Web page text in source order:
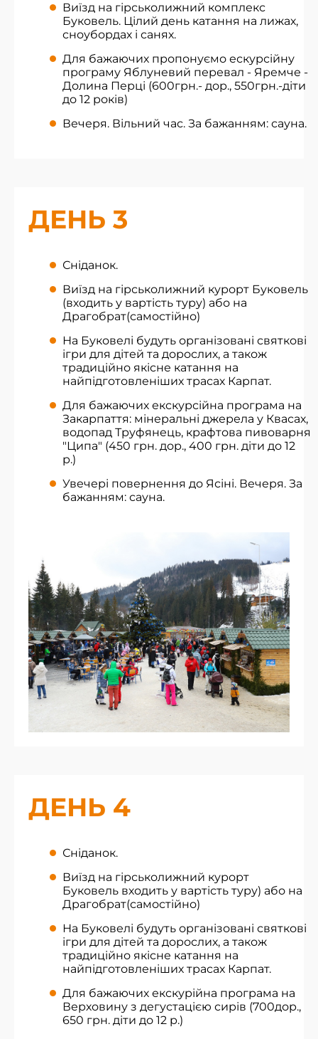
Виїзд на гірськолижний комплекс
Буковель. Цілий день катання на лижах,
сноубордах і санях.
Для бажаючих пропонуємо ескурсійну
програму Яблуневий перевал - Яремче -
Долина Перці (600грн.- дор., 550грн.-діти
до 12 років)
Вечеря. Вільний час. За бажанням: сауна.
ДЕНЬ 3
Сніданок.
Виїзд на гірськолижний курорт Буковель
(входить у вартість туру) або на
Драгобрат(самостійно)
На Буковелі будуть організовані святкові
ігри для дітей та дорослих, а також
традиційно якісне катання на
найпідготовленіших трасах Карпат.
Для бажаючих екскурсійна програма на
Закарпаття: мінеральні джерела у Квасах,
водопад Труфянець, крафтова пивоварня
"Ципа" (450 грн. дор., 400 грн. діти до 12
р.)
Увечері повернення до Ясіні. Вечеря. За
бажанням: сауна.
ДЕНЬ 4
Сніданок.
Виїзд на гірськолижний курорт
Буковель входить у вартість туру) або на
Драгобрат(самостійно)
На Буковелі будуть організовані святкові
ігри для дітей та дорослих, а також
традиційно якісне катання на
найпідготовленіших трасах Карпат.
Для бажаючих екскурійна програма на
Верховину з дегустацією сирів (700дор.,
650 грн. діти до 12 р.)